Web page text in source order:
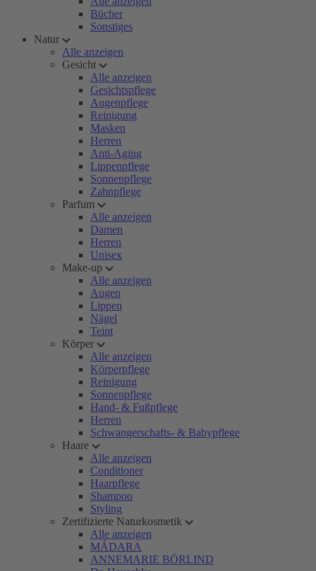
Bücher
Sonstiges
Natur
Alle anzeigen
Gesicht
Alle anzeigen
Gesichtspflege
Augenpflege
Reinigung
Masken
Herren
Anti-Aging
Lippenpflege
Sonnenpflege
Zahnpflege
Parfum
Alle anzeigen
Damen
Herren
Unisex
Make-up
Alle anzeigen
Augen
Lippen
Nägel
Teint
Körper
Alle anzeigen
Körperpflege
Reinigung
Sonnenpflege
Hand- & Fußpflege
Herren
Schwangerschafts- & Babypflege
Haare
Alle anzeigen
Conditioner
Haarpflege
Shampoo
Styling
Zertifizierte Naturkosmetik
Alle anzeigen
MÁDARA
ANNEMARIE BÖRLIND